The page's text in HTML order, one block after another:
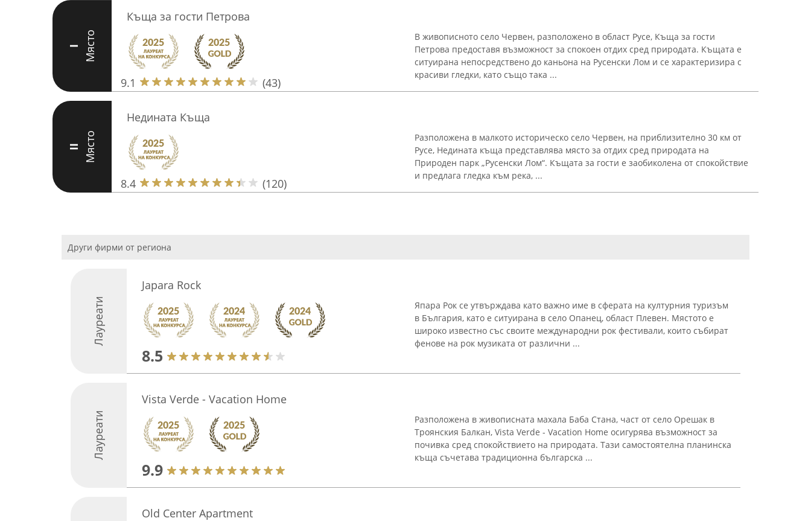
I Място
Къща за гости Петрова
9.1 (43)
В живописното село Червен, разположено в област Русе, Къща за гости
Петрова предоставя възможност за спокоен отдих сред природата. Къщата е
ситуирана непосредствено до каньона на Русенски Лом и се характеризира с
красиви гледки, като също така ...
II Място
Недината Къща
8.4 (120)
Разположена в малкото историческо село Червен, на приблизително 30 км от
Русе, Недината къща представлява място за отдих сред природата на
Природен парк „Русенски Лом“. Къщата за гости е заобиколена от спокойствие
и предлага гледка към река, ...
Други фирми от региона
Лауреати
Japara Rock
8.5
Япара Рок се утвърждава като важно име в сферата на културния туризъм
в България, като е ситуирана в село Опанец, област Плевен. Мястото е
широко известно със своите международни рок фестивали, които събират
фенове на рок музиката от различни ...
Лауреати
Vista Verde - Vacation Home
9.9
Разположена в живописната махала Баба Стана, част от село Орешак в
Троянския Балкан, Vista Verde - Vacation Home осигурява възможност за
почивка сред спокойствието на природата. Тази самостоятелна планинска
къща съчетава традиционна българска ...
Old Center Apartment